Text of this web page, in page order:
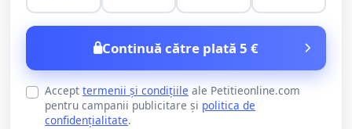
Continuă către plată 5 €
Accept termenii și condițiile ale Petitieonline.com
pentru campanii publicitare și politica de
confidențialitate.